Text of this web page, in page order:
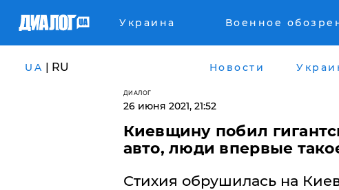
Украина Военное
UA | RU Новости
ДИАЛОГ
26 июня 2021, 21:52
Киевщину побил
авто, люди впервые
Стихия обрушилась на